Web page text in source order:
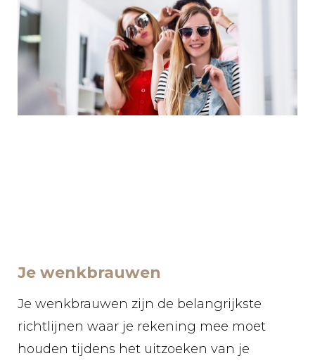
Je wenkbrauwen
Je wenkbrauwen zijn de belangrijkste
richtlijnen waar je rekening mee moet
houden tijdens het uitzoeken van je